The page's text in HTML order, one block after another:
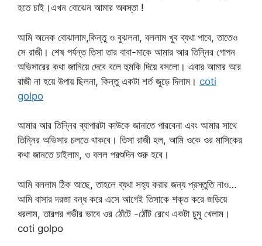
হতে চাই।এখন বোঝেন আমার অবস্তা !
আমি অনেক বোঝালাম,কিন্তু ও বুঝলনা, বললাম খুব ব্যথা পাবে, তাতেও
সে রাজী। শেষ পর্যন্ত তিসা তার বাবা-মাকে আমার আর তিন্নির গোপন
অভিসারের কথা জানিয়ে দেবে বলে হুমকি দিয়ে বসলো। এবার আমার আর
রাজী না হয়ে উপায় ছিলনা, কিন্তু একটা শর্ত জুড়ে দিলাম। coti
golpo
আমার আর তিন্নির ব্যাপারটা কাউকে জানাতে পারবেনা এবং আমার সাথে
তিন্নির অভিসার চলতে থাকবে। তিসা রাজী হল, আমি ওকে ওর মাসিকের
কথা জানতে চাইলাম, ও বলল পরশুদিন শুরু হবে।
আমি বললাম ঠিক আছে, তাহলে ব্যথা সহ্য করার জন্য প্রস্তুতি নাও…
আমি বাসার দরজা বন্ধ করে এসে আগেই তিসাকে শক্ত করে জড়িয়ে
ধরলাম, তারপর গভীর ভাবে ওর ঠোঁটে -ঠোঁট রেখে একটা চুমু খেলাম।
coti golpo